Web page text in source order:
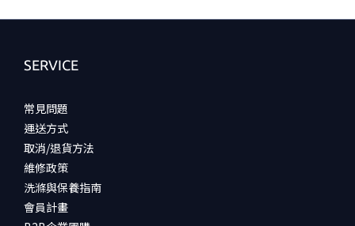
SERVICE
常見問題
運送方式
取消/退貨方法
維修政策
洗滌與保養指南
會員計畫